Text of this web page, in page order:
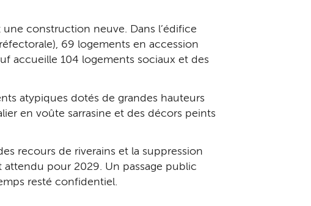
construction neuve. Dans l’édifice
69 logements en accession
accueille 104 logements sociaux et des
atypiques dotés de grandes hauteurs
en voûte sarrasine et des décors peints
recours de riverains et la suppression
attendu pour 2029. Un passage public
resté confidentiel.